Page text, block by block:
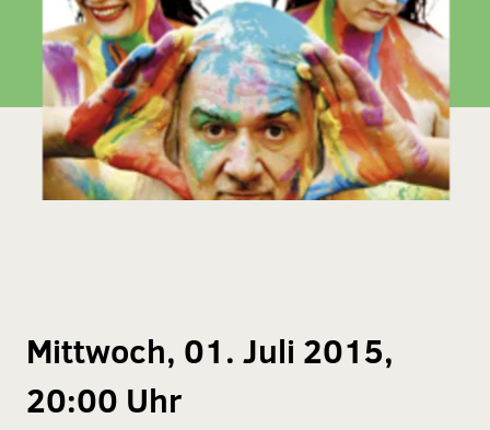
Mittwoch, 01. Juli 2015,
20:00 Uhr